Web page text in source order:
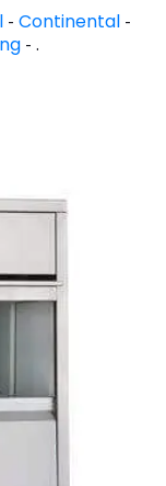
- Continental -
- .